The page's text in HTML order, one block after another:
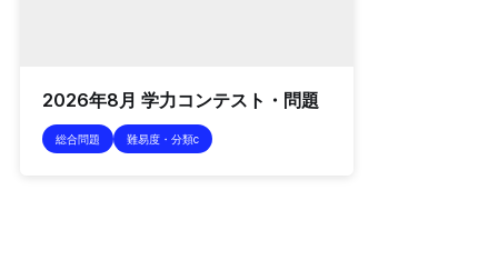
2026年8月 学力コンテスト・問題
総合問題 難易度・分類c